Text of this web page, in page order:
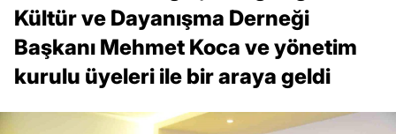
Kültür ve Dayanışma Derneği
Başkanı Mehmet Koca ve yönetim
kurulu üyeleri ile bir araya geldi